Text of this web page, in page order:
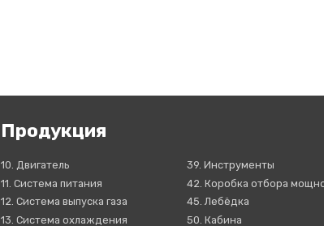
Продукция
10. Двигатель
11. Система питания
12. Система выпуска газа
13. Система охлаждения
39. Инструменты
42. Коробка отбора
45. Лебёдка
50. Кабина